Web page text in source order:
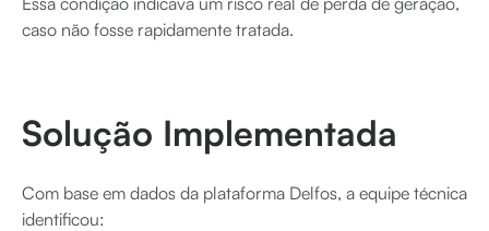
caso não fosse rapidamente tratada.
Solução Implementada
Com base em dados da plataforma Delfos, a equipe técnica
identificou: